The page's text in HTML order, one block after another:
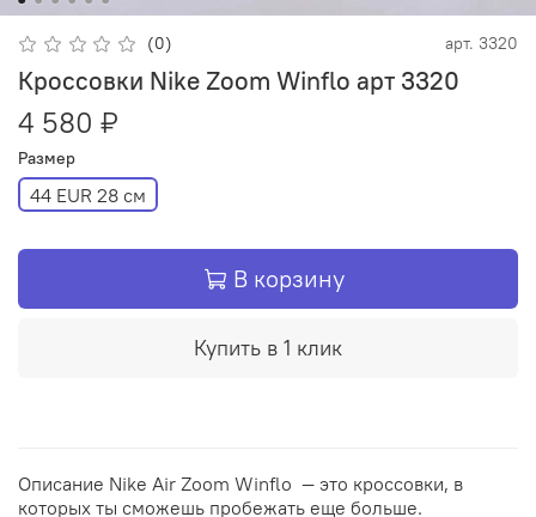
(0) арт. 3320
Кроссовки Nike Zoom Winflo арт 3320
4 580 ₽
Размер
44 EUR 28 см
В корзину
Купить в 1 клик
Описание Nike Air Zoom Winflo — это кроссовки, в
которых ты сможешь пробежать еще больше.